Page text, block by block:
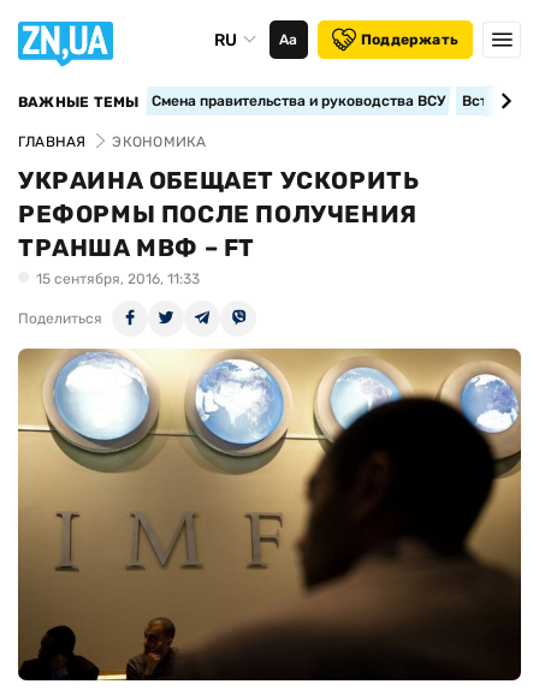
RU Аа Поддержать
ВАЖНЫЕ ТЕМЫ Смена правительства и руководства ВСУ
ГЛАВНАЯ ЭКОНОМИКА
УКРАИНА ОБЕЩАЕТ УСКОРИТЬ
РЕФОРМЫ ПОСЛЕ ПОЛУЧЕНИЯ
ТРАНША МВФ – FT
15 сентября, 2016, 11:33
Поделиться